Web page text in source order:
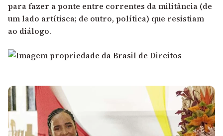
para fazer a ponte entre correntes da militância (de
um lado artítisca; de outro, política) que resistiam
ao diálogo.